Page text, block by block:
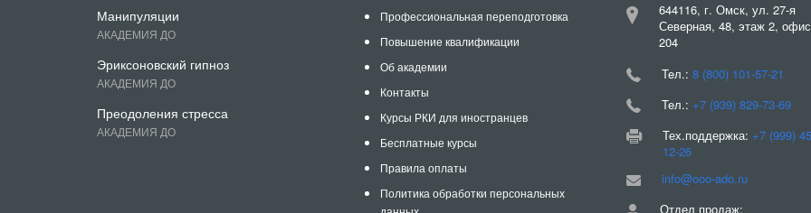
Манипуляции
АКАДЕМИЯ ДО
Эриксоновский гипноз
АКАДЕМИЯ ДО
Преодоления стресса
АКАДЕМИЯ ДО
Профессиональная переподготовка
Повышение квалификации
Об академии
Контакты
Курсы РКИ для иностранцев
Бесплатные курсы
Правила оплаты
Политика обработки персональных
644116, г. Омск, ул. 27-я
Северная, 48, этаж 2, офис
204
Teл.: 8 (800) 101-57-21
Teл.: +7 (939) 829-73-69
Тех.поддержка: +7 (999)
12-26
info@ooo-ado.ru
Отдел продаж: